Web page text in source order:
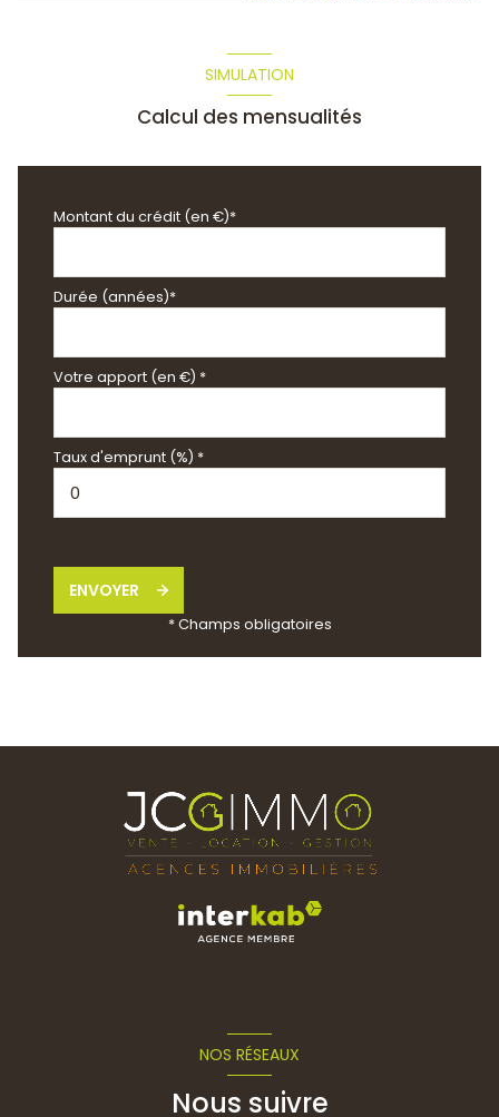
SIMULATION
Calcul des mensualités
Montant du crédit (en €)*
Durée (années)*
Votre apport (en €) *
Taux d'emprunt (%) *
ENVOYER
* Champs obligatoires
NOS RÉSEAUX
Nous suivre